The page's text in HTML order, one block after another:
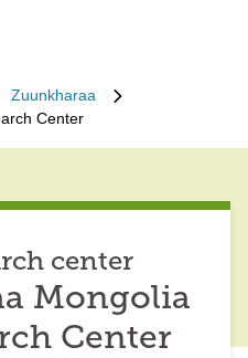
Zuunkharaa
Center
center
Mongolia
Center